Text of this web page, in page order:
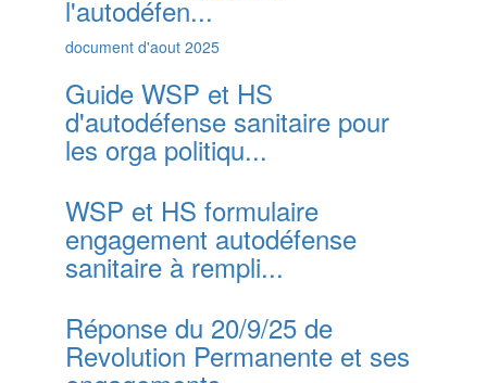
l'autodéfen...
document d'aout 2025
Guide WSP et HS
d'autodéfense sanitaire pour
les orga politiqu...
WSP et HS formulaire
engagement autodéfense
sanitaire à rempli...
Réponse du 20/9/25 de
Revolution Permanente et ses